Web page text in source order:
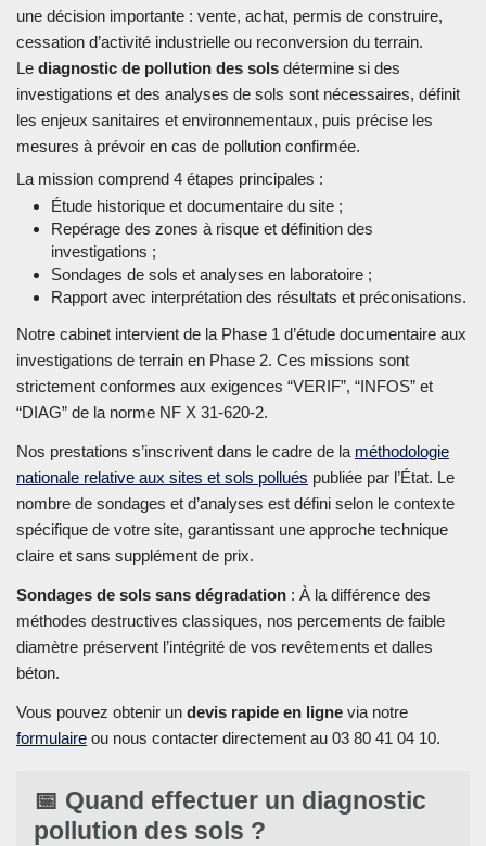
une décision importante : vente, achat, permis de construire,
cessation d’activité industrielle ou reconversion du terrain.
Le diagnostic de pollution des sols détermine si des
investigations et des analyses de sols sont nécessaires, définit
les enjeux sanitaires et environnementaux, puis précise les
mesures à prévoir en cas de pollution confirmée.
La mission comprend 4 étapes principales :
Étude historique et documentaire du site ;
Repérage des zones à risque et définition des
investigations ;
Sondages de sols et analyses en laboratoire ;
Rapport avec interprétation des résultats et préconisations.
Notre cabinet intervient de la Phase 1 d’étude documentaire aux
investigations de terrain en Phase 2. Ces missions sont
strictement conformes aux exigences “VERIF”, “INFOS” et
“DIAG” de la norme NF X 31-620-2.
Nos prestations s’inscrivent dans le cadre de la méthodologie
nationale relative aux sites et sols pollués publiée par l’État. Le
nombre de sondages et d’analyses est défini selon le contexte
spécifique de votre site, garantissant une approche technique
claire et sans supplément de prix.
Sondages de sols sans dégradation : À la différence des
méthodes destructives classiques, nos percements de faible
diamètre préservent l’intégrité de vos revêtements et dalles
béton.
Vous pouvez obtenir un devis rapide en ligne via notre
formulaire ou nous contacter directement au 03 80 41 04 10.
📅 Quand effectuer un diagnostic
pollution des sols ?